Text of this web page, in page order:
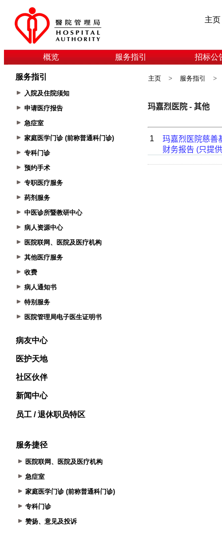
主页
概览 服务指引 招标公
服务指引
入院及住院须知
申请医疗报告
急症室
家庭医学门诊 (前称普通科门诊)
专科门诊
预约手术
专职医疗服务
药剂服务
中医诊所暨教研中心
病人资源中心
医院联网、医院及医疗机构
其他医疗服务
收费
病人通知书
特别服务
医院管理局电子医生证明书
病友中心
医护天地
社区伙伴
新闻中心
员工 / 退休职员特区
服务捷径
医院联网、医院及医疗机构
急症室
家庭医学门诊 (前称普通科门诊)
专科门诊
赞扬、意见及投诉
主页 > 服务指引 >